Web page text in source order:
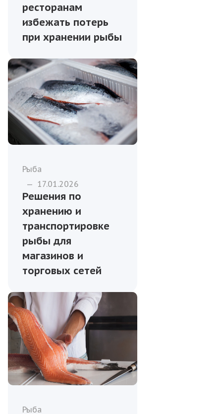
ресторанам
избежать потерь
при хранении рыбы
Рыба
— 17.01.2026
Решения по
хранению и
транспортировке
рыбы для
магазинов и
торговых сетей
Рыба